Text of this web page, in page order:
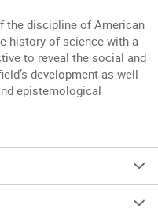
the discipline of American
history of science with a
to reveal the social and
development as well
epistemological